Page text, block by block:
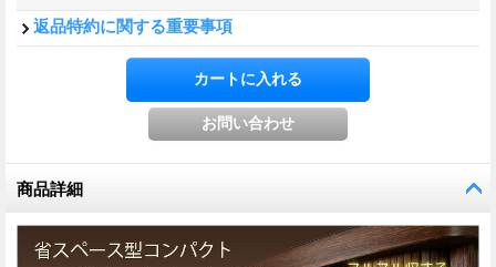
返品特約に関する重要事項
商品詳細